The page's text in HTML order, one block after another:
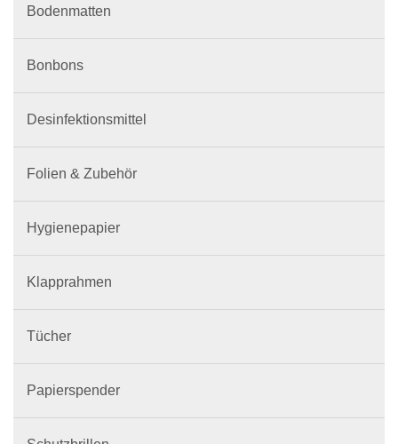
Bodenmatten
Bonbons
Desinfektionsmittel
Folien & Zubehör
Hygienepapier
Klapprahmen
Tücher
Papierspender